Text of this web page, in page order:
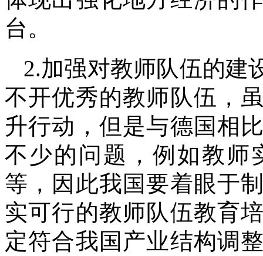
台。
2.加强对教师队伍的建
不开优秀的教师队伍，
升行动，但是与德国相
不少的问题，例如教师
等，因此我国要着眼于
实可行的教师队伍教育
定符合我国产业结构调